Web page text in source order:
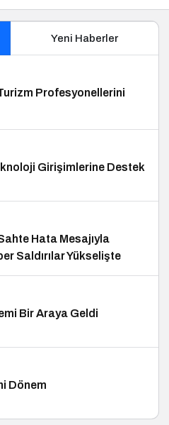
Yeni Haberler
Profesyonellerini
Girişimlerine Destek
Hata Mesajıyla
Saldırılar Yükselişte
Bir Araya Geldi
Dönem